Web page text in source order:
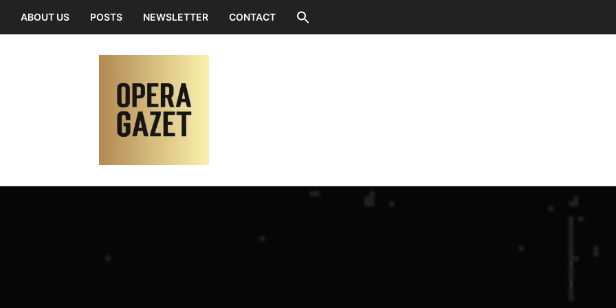
ABOUT US POSTS NEWSLETTER CONTACT